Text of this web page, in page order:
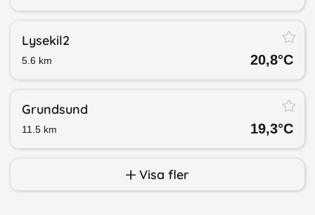
Lysekil2
5.6 km 20,8°C
Grundsund
11.5 km 19,3°C
Visa fler